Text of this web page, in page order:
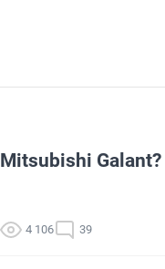
Mitsubishi Galant?
4 106 39